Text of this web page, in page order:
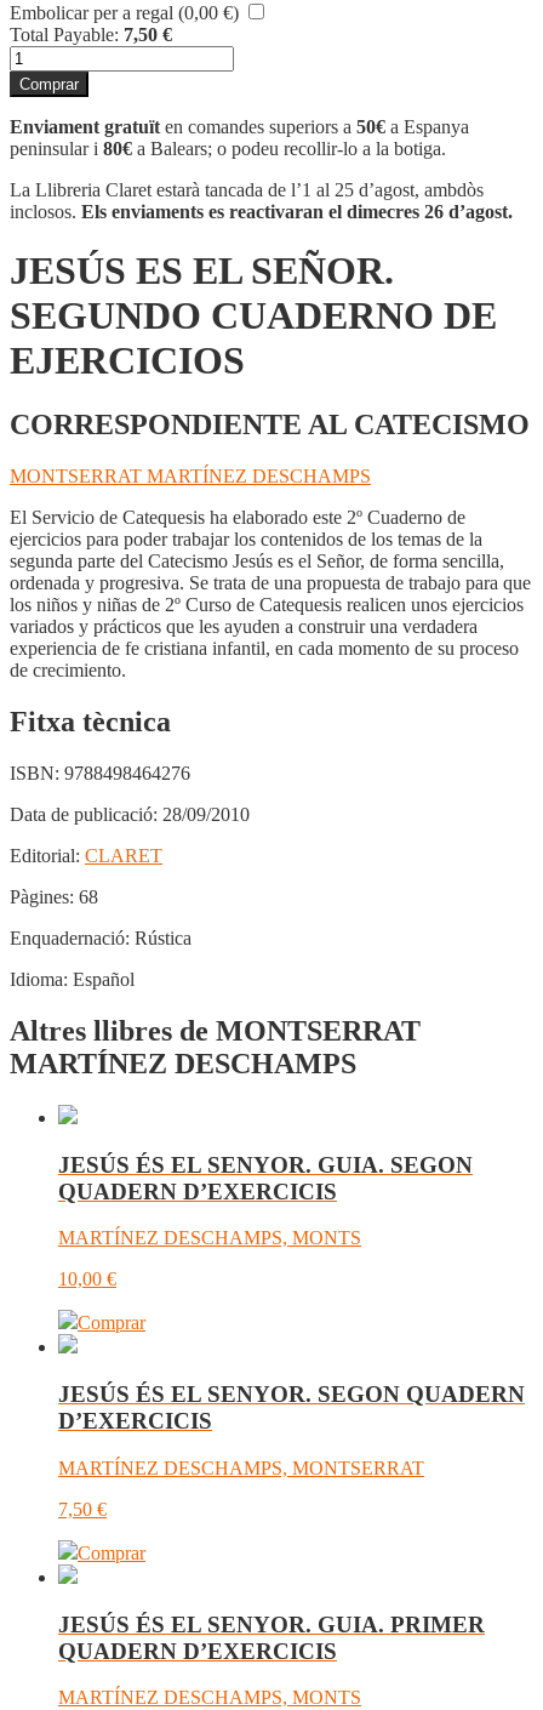
Embolicar per a regal (0,00 €)
Total Payable: 7,50 €
quantitat
de
JESÚS
ES
EL
SEÑOR.
SEGUNDO
CUADERNO
EJERCICIOS
Comprar
Enviament gratuït en comandes superiors a 50€ a Espanya
peninsular i 80€ a Balears; o podeu recollir-lo a la botiga.
La Llibreria Claret estarà tancada de l’1 al 25 d’agost, ambdòs
inclosos. Els enviaments es reactivaran el dimecres 26 d’agost.
JESÚS ES EL SEÑOR.
SEGUNDO CUADERNO DE
EJERCICIOS
CORRESPONDIENTE AL CATECISMO
MONTSERRAT MARTÍNEZ DESCHAMPS
El Servicio de Catequesis ha elaborado este 2º Cuaderno de
ejercicios para poder trabajar los contenidos de los temas de la
segunda parte del Catecismo Jesús es el Señor, de forma sencilla,
ordenada y progresiva. Se trata de una propuesta de trabajo para que
los niños y niñas de 2º Curso de Catequesis realicen unos ejercicios
variados y prácticos que les ayuden a construir una verdadera
experiencia de fe cristiana infantil, en cada momento de su proceso
de crecimiento.
Fitxa tècnica
ISBN: 9788498464276
Data de publicació: 28/09/2010
Editorial: CLARET
Pàgines: 68
Enquadernació: Rústica
Idioma: Español
Altres llibres de MONTSERRAT
MARTÍNEZ DESCHAMPS
JESÚS ÉS EL SENYOR. GUIA. SEGON
QUADERN D’EXERCICIS
MARTÍNEZ DESCHAMPS, MONTS
10,00 €
Comprar
JESÚS ÉS EL SENYOR. SEGON QUADERN
D’EXERCICIS
MARTÍNEZ DESCHAMPS, MONTSERRAT
7,50 €
Comprar
JESÚS ÉS EL SENYOR. GUIA. PRIMER
QUADERN D’EXERCICIS
MARTÍNEZ DESCHAMPS, MONTS